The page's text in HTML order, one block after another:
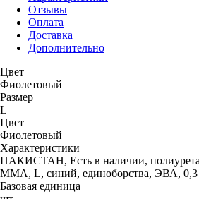
Отзывы
Оплата
Доставка
Дополнительно
Цвет
Фиолетовый
Размер
L
Цвет
Фиолетовый
Характеристики
ПАКИСТАН, Есть в наличии,
MMA, L, синий, единоборства, ЭВА, 0,3
Базовая единица